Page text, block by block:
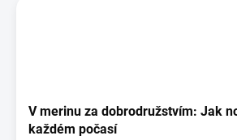
V merinu za dobrodružstvím: Jak
každém počasí